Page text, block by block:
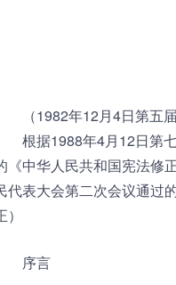
（1982年12月4日第五届
根据1988年4月12日第七
《中华人民共和国宪法修
代表大会第二次会议通过
）
序言